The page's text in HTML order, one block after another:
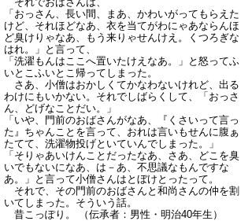
「おっさん、長い間、まあ、かわいがってもらえた
けど、それほどなあ、衣を当てがわにゃあならんほ
ど臭けりゃなあ、もう来りゃせんけえ。くつろぎな
はれ。」と言って、
「洗濯もんはここへ置いたけえなあ。」と怒ってふ
いとこふいとこ帰ってしまった。
さあ、小僧はおかしくてかなわないけれど、出る
わけにもいかない。それでしばらくして、「おっさ
ん、どげなことだい。」
「いや、門前のおばさんがなあ、『くさいって言っ
た』ちゃんことを言って、おれは言いもせんに腹ぁ
たてて、洗濯物投げといていんでしまった。」
「そりゃあいけんことだったなあ、さあ、どこを臭
いでもないになあ、は－あ、不思議なもんですな
あ。」と言って小僧さんはとぼけとったって。
それで、その門前のおばさんと和尚さんの仲を割
いてしまった。そういう話。
昔こっぽり。
（伝承者：男性・明治40年生）